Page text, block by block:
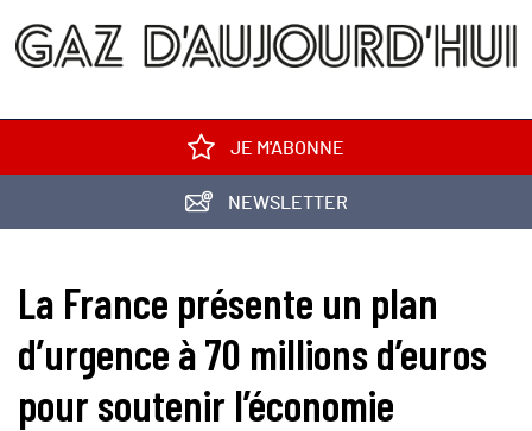
JE M'ABONNE
NEWSLETTER
La France présente un plan
d’urgence à 70 millions d’euros
pour soutenir l’économie